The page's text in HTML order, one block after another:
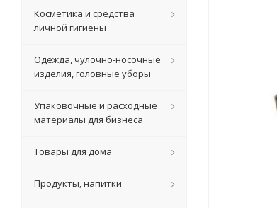
Косметика и средства
личной гигиены
Одежда, чулочно-носочные
изделия, головные уборы
Упаковочные и расходные
материалы для бизнеса
Товары для дома
Продукты, напитки